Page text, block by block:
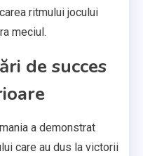
ritmului jocului
meciul.
de succes
a demonstrat
care au dus la victorii